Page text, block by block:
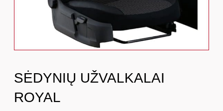
SĖDYNIŲ UŽVALKALAI
ROYAL